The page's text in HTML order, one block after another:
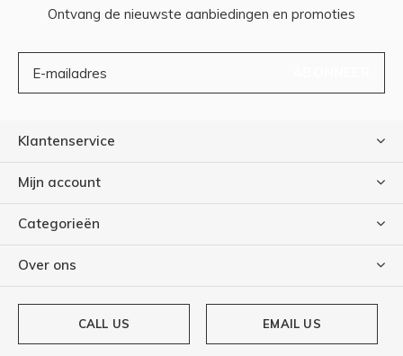
Ontvang de nieuwste aanbiedingen en promoties
Klantenservice
Mijn account
Categorieën
Over ons
CALL US EMAIL US